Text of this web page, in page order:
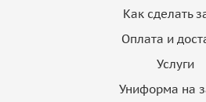
Как сделать
Оплата и
Услуги
Униформа на